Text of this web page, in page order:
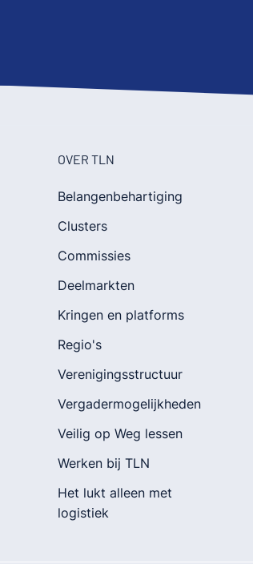
OVER TLN
Belangenbehartiging
Clusters
Commissies
Deelmarkten
Kringen en platforms
Regio's
Verenigingsstructuur
Vergadermogelijkheden
Veilig op Weg lessen
Werken bij TLN
Het lukt alleen met
logistiek